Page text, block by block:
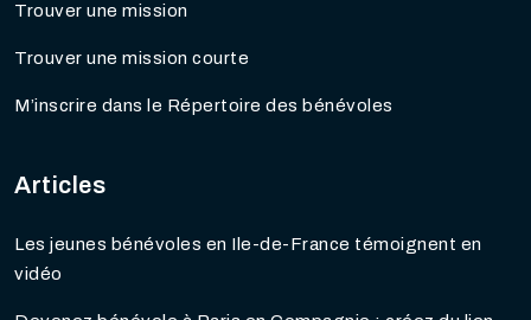
Trouver une mission
Trouver une mission courte
M’inscrire dans le Répertoire des bénévoles
Articles
Les jeunes bénévoles en Ile-de-France témoignent en
vidéo